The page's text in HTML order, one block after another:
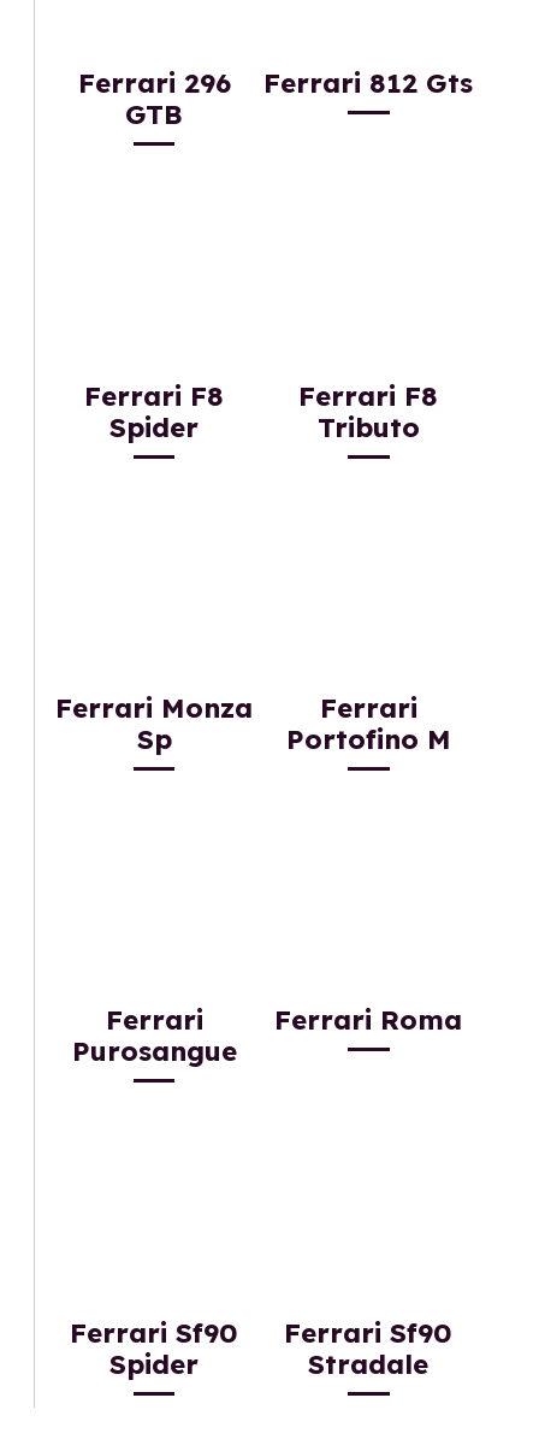
Ferrari 296
GTB
Ferrari 812 Gts
Ferrari F8
Spider
Ferrari F8
Tributo
Ferrari Monza
Sp
Ferrari
Portofino M
Ferrari
Purosangue
Ferrari Roma
Ferrari Sf90
Spider
Ferrari Sf90
Stradale